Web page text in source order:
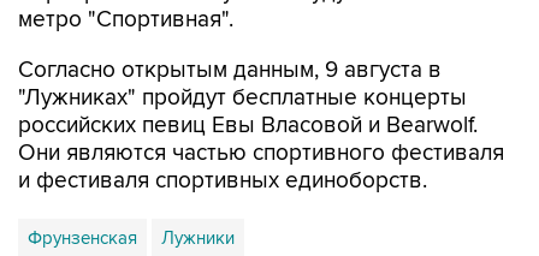
метро "Спортивная".
Согласно открытым данным, 9 августа в
"Лужниках" пройдут бесплатные концерты
российских певиц Евы Власовой и Bearwolf.
Они являются частью спортивного фестиваля
и фестиваля спортивных единоборств.
Фрунзенская Лужники